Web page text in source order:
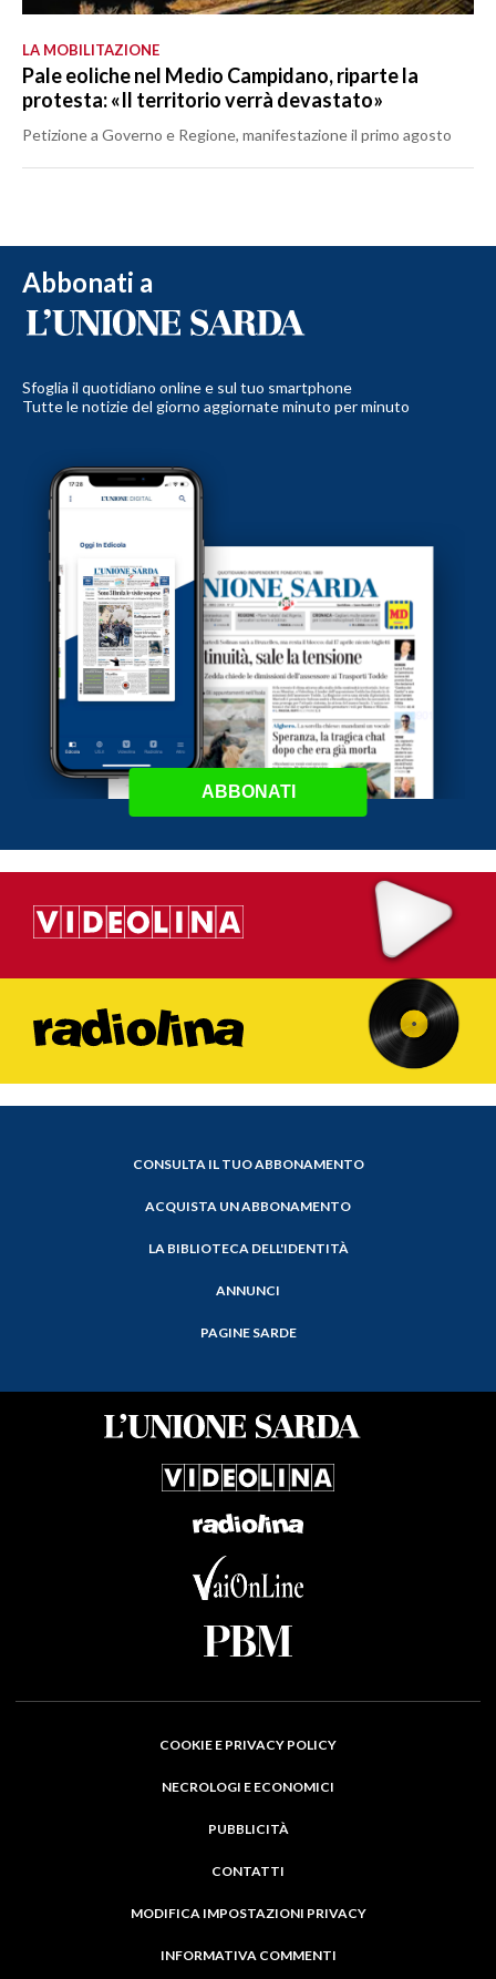
LA MOBILITAZIONE
Pale eoliche nel Medio Campidano, riparte la
protesta: «Il territorio verrà devastato»
Petizione a Governo e Regione, manifestazione il primo agosto
Abbonati a
Sfoglia il quotidiano online e sul tuo smartphone
Tutte le notizie del giorno aggiornate minuto per minuto
ABBONATI
CONSULTA IL TUO ABBONAMENTO
ACQUISTA UN ABBONAMENTO
LA BIBLIOTECA DELL'IDENTITÀ
ANNUNCI
PAGINE SARDE
COOKIE E PRIVACY POLICY
NECROLOGI E ECONOMICI
PUBBLICITÀ
CONTATTI
MODIFICA IMPOSTAZIONI PRIVACY
INFORMATIVA COMMENTI